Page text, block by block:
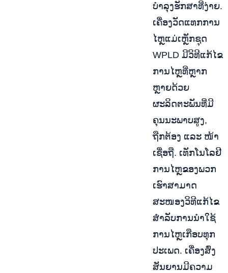
ບຳລຸງຮັກສາທີ່ງ່າຍ.
ເຄື່ອງວັດແທກການ
ໄຫຼແມ່ເຫຼັກຊຸດ
WPLD ມີວິທີແກ້ໄຂ
ການໄຫຼທີ່ຫຼາກ
ຫຼາຍດ້ວຍ
ຜະລິດຕະພັນທີ່ມີ
ຄຸນນະພາບສູງ,
ຖືກຕ້ອງ ແລະ ໜ້າ
ເຊື່ອຖື. ເທັກໂນໂລຢີ
ການໄຫຼຂອງພວກ
ເຮົາສາມາດ
ສະໜອງວິທີແກ້ໄຂ
ສຳລັບການນຳໃຊ້
ການໄຫຼເກືອບທຸກ
ປະເພດ. ເຄື່ອງສົ່ງ
ສັນຍານມີຄວາມ